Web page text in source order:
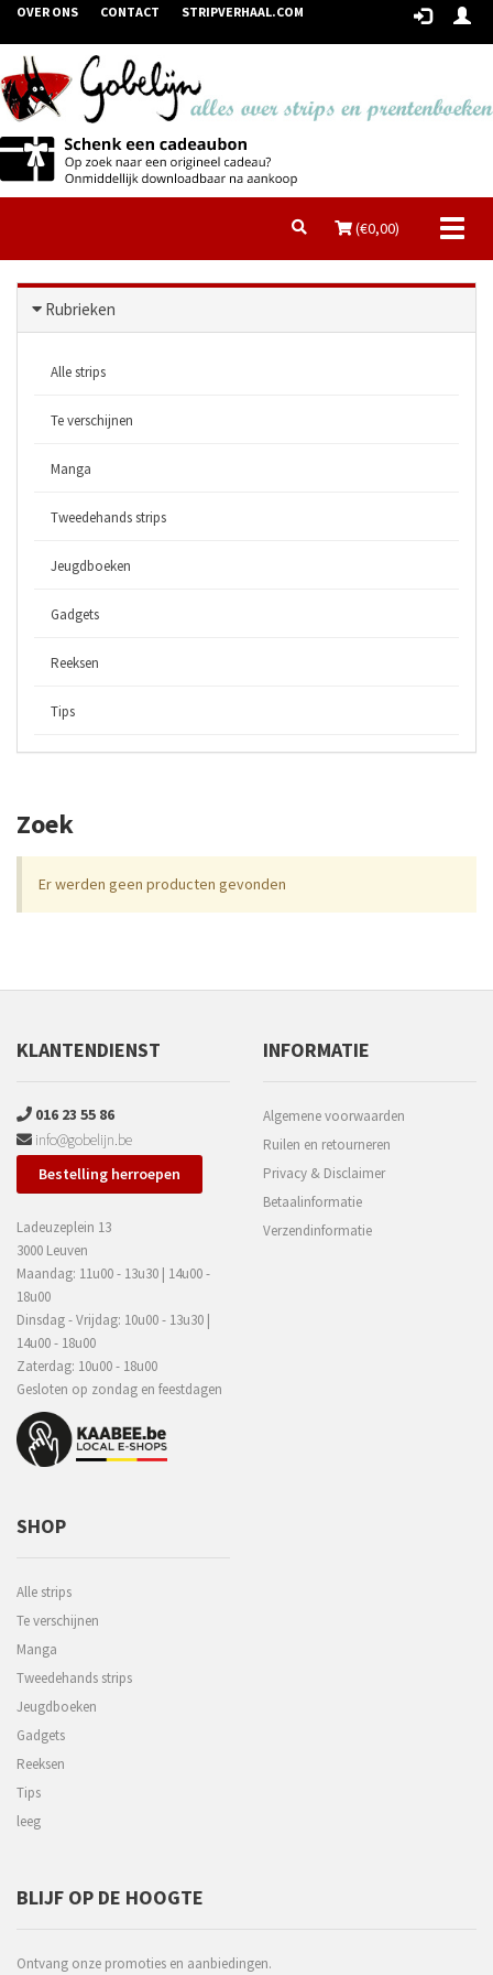
OVER ONS CONTACT STRIPVERHAAL.COM
(€0,00)
Rubrieken
Alle strips
Te verschijnen
Manga
Tweedehands strips
Jeugdboeken
Gadgets
Reeksen
Tips
Zoek
Er werden geen producten gevonden
KLANTENDIENST
016 23 55 86
info@gobelijn.be
Bestelling herroepen
Ladeuzeplein 13
3000 Leuven
Maandag: 11u00 - 13u30 | 14u00 -
18u00
Dinsdag - Vrijdag: 10u00 - 13u30 |
14u00 - 18u00
Zaterdag: 10u00 - 18u00
Gesloten op zondag en feestdagen
INFORMATIE
Algemene voorwaarden
Ruilen en retourneren
Privacy & Disclaimer
Betaalinformatie
Verzendinformatie
SHOP
Alle strips
Te verschijnen
Manga
Tweedehands strips
Jeugdboeken
Gadgets
Reeksen
Tips
leeg
BLIJF OP DE HOOGTE
Ontvang onze promoties en aanbiedingen.